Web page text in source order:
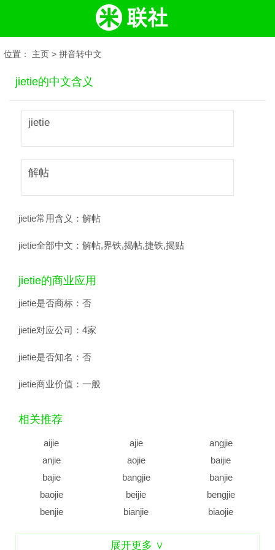
位置： 主页 > 拼音转中文
jietie的中文含义
jietie
解帖
jietie常用含义： 解帖
jietie全部中文： 解帖,界铁,揭帖,捷铁,揭贴
jietie的商业应用
jietie是否商标： 否
jietie对应公司： 4家
jietie是否知名： 否
jietie商业价值： 一般
相关推荐
aijie ajie
angjie
anjie
aojie
baijie
bajie
bangjie
banjie
baojie
beijie
bengjie
benjie
bianjie
biaojie
bojie
展开更多 ∨